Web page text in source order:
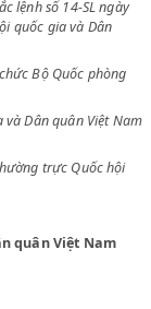
và sắc lệnh số 35
và sắc lệnh số 14-SL
đội quốc gia và
tổ chức Bộ Quốc
gia và Dân quân
thường trực